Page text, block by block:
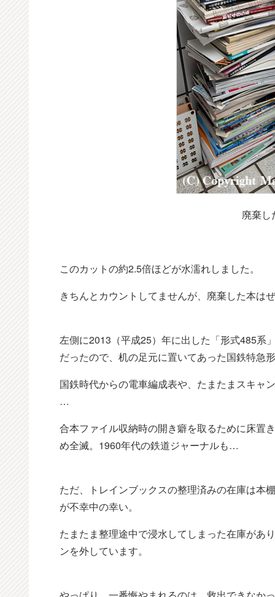
廃棄し
このカットの約2.5倍ほどが水濡れしました。
きちんとカウントしてませんが、廃棄した本は
左側に2013（平成25）年に出した「形式485系
だったので、机の足元に置いてあった国鉄特急
国鉄時代からの電車編成表や、たまたまスキャ
…
合本ファイル収納時の開き癖を取るために床置
め全滅。1960年代の鉄道ジャーナルも…
ただ、トレインブックスの整理済みの在庫は本
が不幸中の幸い。
たまたま整理途中で浸水してしまった在庫があ
ンを外しています。